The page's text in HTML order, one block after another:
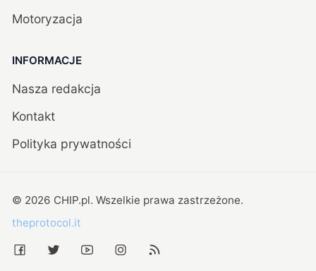
Motoryzacja
INFORMACJE
Nasza redakcja
Kontakt
Polityka prywatności
© 2026 CHIP.pl. Wszelkie prawa zastrzeżone.
theprotocol.it